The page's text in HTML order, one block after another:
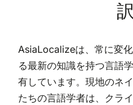
AsiaLocalizeは、常に変
る最新の知識を持つ言語
有しています。現地のネ
たちの言語学者は、クラ